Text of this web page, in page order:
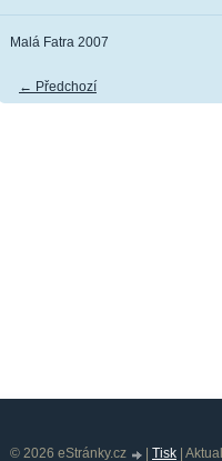
Malá Fatra 2007
← Předchozí
© 2026 eStránky.cz Tisk